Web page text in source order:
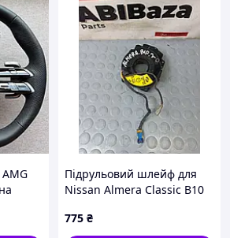
464
Підрульовий шлейф для
Nissan Almera Classic B10
775 ₴